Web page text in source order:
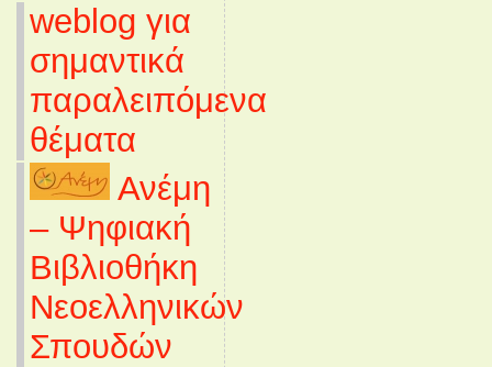
weblog για
σημαντικά
παραλειπόμενα
θέματα
Ανέμη
– Ψηφιακή
Βιβλιοθήκη
Νεοελληνικών
Σπουδών